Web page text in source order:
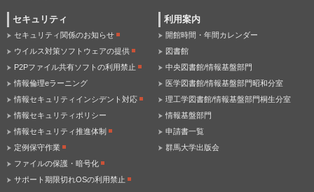
セキュリティ
セキュリティ関係のお知らせ
ウイルス対策ソフトウェアの提供
P2Pファイル共有ソフトの利用禁止
情報倫理eラーニング
情報セキュリティインシデント対応
情報セキュリティポリシー
情報セキュリティ推進体制
定例保守作業
ファイルの保護・暗号化
サポート期限切れOSの利用禁止
利用案内
開館時間・年間カレンダー
図書館
中央図書館/情報基盤部門
医学図書館/情報基盤部門昭和分室
理工学図書館/情報基盤部門桐生分室
情報基盤部門
申請書一覧
群馬大学出版会